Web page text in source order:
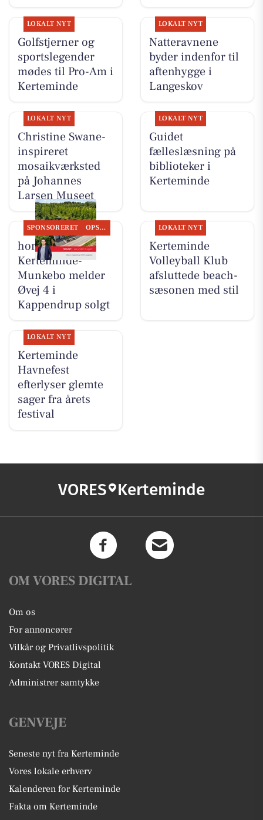
LOKALT NYT
Golfstjerner og
sportslegender
mødes til Pro-Am i
Kerteminde
LOKALT NYT
Natteravnene
byder indenfor til
aftenhygge i
Langeskov
LOKALT NYT
Christine Swane-
inspireret
mosaikværksted
på Johannes
Larsen Museet
LOKALT NYT
Guidet
fælleslæsning på
biblioteker i
Kerteminde
SPONSORERET OPSLAGSTAVLEN
home
Kerteminde-
Munkebo melder
Øvej 4 i
Kappendrup solgt
LOKALT NYT
Kerteminde
Volleyball Klub
afsluttede beach-
sæsonen med stil
LOKALT NYT
Kerteminde
Havnefest
efterlyser glemte
sager fra årets
festival
VORES Kerteminde
OM VORES DIGITAL
Om os
For annoncører
Vilkår og Privatlivspolitik
Kontakt VORES Digital
Administrer samtykke
GENVEJE
Seneste nyt fra Kerteminde
Vores lokale erhverv
Kalenderen for Kerteminde
Fakta om Kerteminde